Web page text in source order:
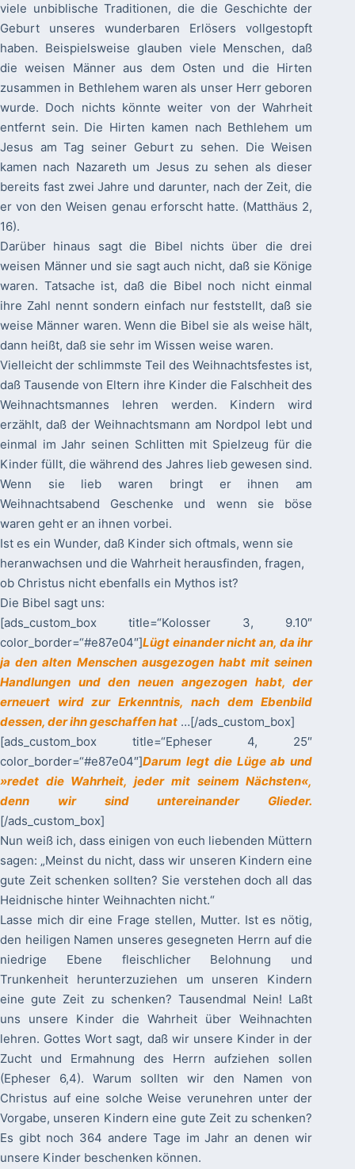
viele unbiblische Traditionen, die die Geschichte der
Geburt unseres wunderbaren Erlösers vollgestopft
haben. Beispielsweise glauben viele Menschen, daß
die weisen Männer aus dem Osten und die Hirten
zusammen in Bethlehem waren als unser Herr geboren
wurde. Doch nichts könnte weiter von der Wahrheit
entfernt sein. Die Hirten kamen nach Bethlehem um
Jesus am Tag seiner Geburt zu sehen. Die Weisen
kamen nach Nazareth um Jesus zu sehen als dieser
bereits fast zwei Jahre und darunter, nach der Zeit, die
er von den Weisen genau erforscht hatte. (Matthäus 2,
16).
Darüber hinaus sagt die Bibel nichts über die drei
weisen Männer und sie sagt auch nicht, daß sie Könige
waren. Tatsache ist, daß die Bibel noch nicht einmal
ihre Zahl nennt sondern einfach nur feststellt, daß sie
weise Männer waren. Wenn die Bibel sie als weise hält,
dann heißt, daß sie sehr im Wissen weise waren.
Vielleicht der schlimmste Teil des Weihnachtsfestes ist,
daß Tausende von Eltern ihre Kinder die Falschheit des
Weihnachtsmannes lehren werden. Kindern wird
erzählt, daß der Weihnachtsmann am Nordpol lebt und
einmal im Jahr seinen Schlitten mit Spielzeug für die
Kinder füllt, die während des Jahres lieb gewesen sind.
Wenn sie lieb waren bringt er ihnen am
Weihnachtsabend Geschenke und wenn sie böse
waren geht er an ihnen vorbei.
Ist es ein Wunder, daß Kinder sich oftmals, wenn sie
heranwachsen und die Wahrheit herausfinden, fragen,
ob Christus nicht ebenfalls ein Mythos ist?
Die Bibel sagt uns:
[ads_custom_box title=“Kolosser 3, 9.10″
color_border=“#e87e04″]Lügt einander nicht an, da ihr
ja den alten Menschen ausgezogen habt mit seinen
Handlungen und den neuen angezogen habt, der
erneuert wird zur Erkenntnis, nach dem Ebenbild
dessen, der ihn geschaffen hat …[/ads_custom_box]
[ads_custom_box title=“Epheser 4, 25″
color_border=“#e87e04″]Darum legt die Lüge ab und
»redet die Wahrheit, jeder mit seinem Nächsten«,
denn wir sind untereinander Glieder.
[/ads_custom_box]
Nun weiß ich, dass einigen von euch liebenden Müttern
sagen: „Meinst du nicht, dass wir unseren Kindern eine
gute Zeit schenken sollten? Sie verstehen doch all das
Heidnische hinter Weihnachten nicht.“
Lasse mich dir eine Frage stellen, Mutter. Ist es nötig,
den heiligen Namen unseres gesegneten Herrn auf die
niedrige Ebene fleischlicher Belohnung und
Trunkenheit herunterzuziehen um unseren Kindern
eine gute Zeit zu schenken? Tausendmal Nein! Laßt
uns unsere Kinder die Wahrheit über Weihnachten
lehren. Gottes Wort sagt, daß wir unsere Kinder in der
Zucht und Ermahnung des Herrn aufziehen sollen
(Epheser 6,4). Warum sollten wir den Namen von
Christus auf eine solche Weise verunehren unter der
Vorgabe, unseren Kindern eine gute Zeit zu schenken?
Es gibt noch 364 andere Tage im Jahr an denen wir
unsere Kinder beschenken können.